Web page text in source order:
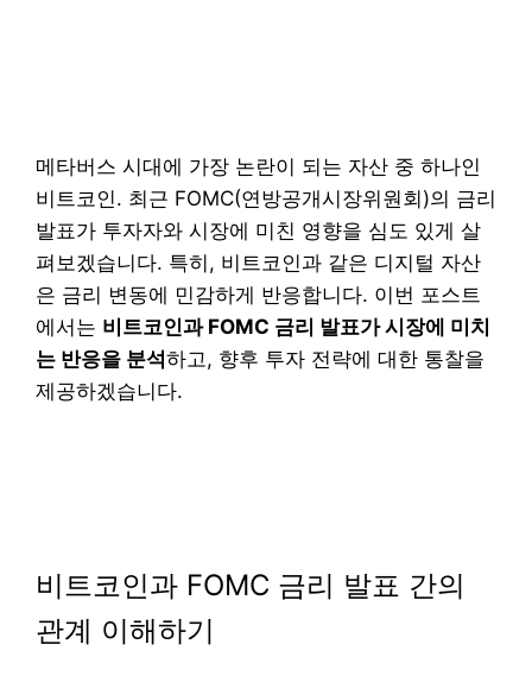
메타버스 시대에 가장 논란이 되는 자산 중 하나인
비트코인. 최근 FOMC(연방공개시장위원회)의 금리
발표가 투자자와 시장에 미친 영향을 심도 있게 살
펴보겠습니다. 특히, 비트코인과 같은 디지털 자산
은 금리 변동에 민감하게 반응합니다. 이번 포스트
에서는 비트코인과 FOMC 금리 발표가 시장에 미치
는 반응을 분석하고, 향후 투자 전략에 대한 통찰을
제공하겠습니다.
비트코인과 FOMC 금리 발표 간의
관계 이해하기